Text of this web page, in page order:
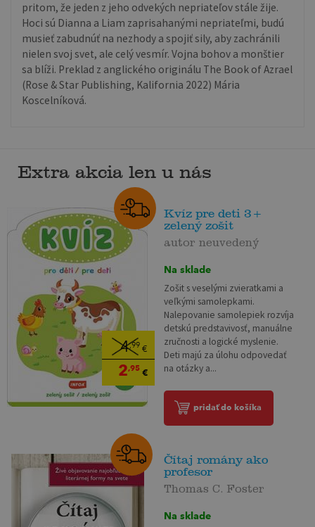
pritom, že jeden z jeho odvekých nepriateľov stále žije.
Hoci sú Dianna a Liam zaprisahanými nepriateľmi, budú
musieť zabudnúť na nezhody a spojiť sily, aby zachránili
nielen svoj svet, ale celý vesmír. Vojna bohov a monštier
sa blíži. Preklad z anglického originálu The Book of Azrael
(Rose & Star Publishing, Kalifornia 2022) Mária
Koscelníková.
Extra akcia len u nás
4,99 €
2,95€
Kvíz pre deti 3+
zelený zošit
autor neuvedený
Na sklade
Zošit s veselými zvieratkami a
veľkými samolepkami.
Nalepovanie samolepiek rozvíja
detskú predstavivosť, manuálne
zručnosti a logické myslenie.
Deti majú za úlohu odpovedať
na otázky a...
pridať do košíka
Čítaj romány ako
profesor
Thomas C. Foster
Na sklade